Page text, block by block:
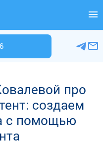
про
создаем
с помощью